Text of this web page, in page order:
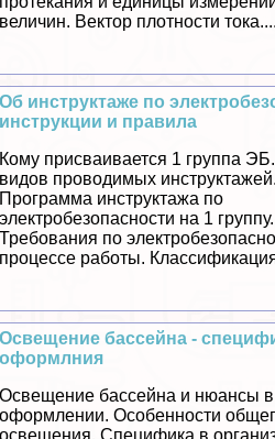
величин. Вектор плотности тока....
Об инструктаже по
инструкции и правила
Кому присваивается 1 группа
видов проводимых инструктажей.
Программа инструктажа по
электробезопасности на 1 группу.
Требования по
процессе работы.
Освещение бассейна -
оформлния
Освещение бассейна и нюансы в
оформлении. Особенности